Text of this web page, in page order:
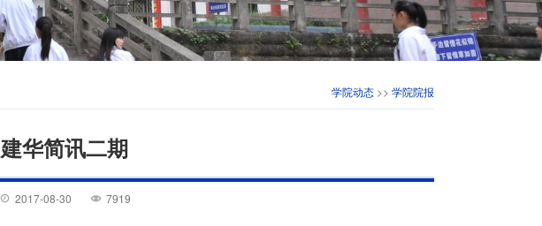
学院动态 >> 学院院报
建华简讯二期
2017-08-30 7919